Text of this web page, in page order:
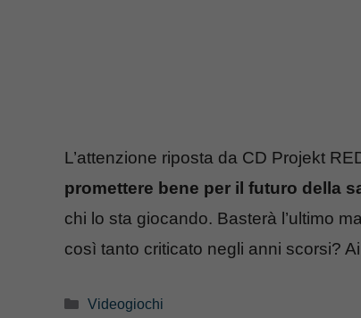
L’attenzione riposta da CD Projekt
promettere bene per il futuro della
chi lo sta giocando. Basterà l’ultimo
così tanto criticato negli anni scorsi?
Categorie
Videogiochi